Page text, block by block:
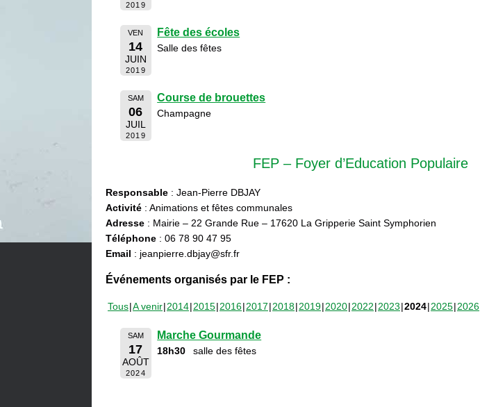
2019
VEN
14
JUIN
2019
Fête des écoles
Salle des fêtes
SAM
06
JUIL
2019
Course de brouettes
Champagne
FEP – Foyer d’Education Populaire
Responsable : Jean-Pierre DBJAY
Activité : Animations et fêtes communales
Adresse : Mairie – 22 Grande Rue – 17620 La Gripperie Saint Symphorien
Téléphone : 06 78 90 47 95
Email : jeanpierre.dbjay@sfr.fr
Événements organisés par le FEP :
Tous A venir 2014 2015 2016 2017 2018 2019 2020 2022 2023 2024 2025 2026
SAM
17
AOÛT
2024
Marche Gourmande
18h30 salle des fêtes